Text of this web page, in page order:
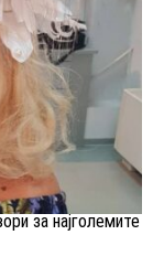
за најголемите